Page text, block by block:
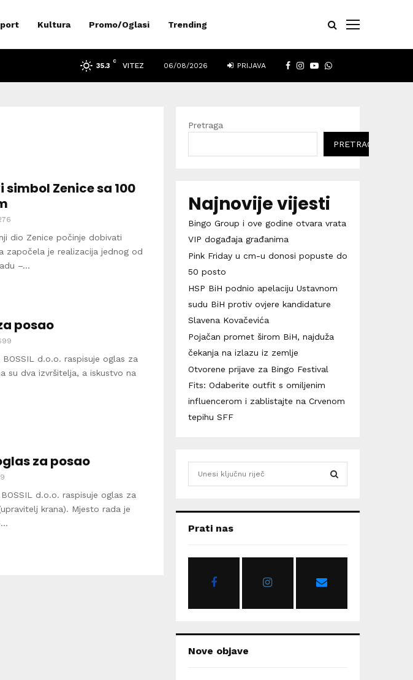
Kultura Promo/Oglasi Trending
FACEBOOK
INSTAGRAM
YOUTUBE
WHATSAPP
35.3
C
VITEZ 06/08/2026 PRIJAVA
simbol Zenice sa 100
dio Zenice počinje dobivati
započela je realizacija jednog od
–...
posao
d.o.o. raspisuje oglas za
su dva izvršitelja, a iskustvo na
za posao
d.o.o. raspisuje oglas za
krana). Mjesto rada je
Pretraga
PRETRAGA
Najnovije vijesti
Bingo Group i ove godine otvara vrata
VIP događaja građanima
Pink Friday u cm-u donosi popuste do
50 posto
HSP BiH podnio apelaciju Ustavnom
sudu BiH protiv ovjere kandidature
Slavena Kovačevića
Pojačan promet širom BiH, najduža
čekanja na izlazu iz zemlje
Otvorene prijave za Bingo Festival
Fits: Odaberite outfit s omiljenim
influencerom i zablistajte na Crvenom
tepihu SFF
h
o
Prati nas
Nove objave